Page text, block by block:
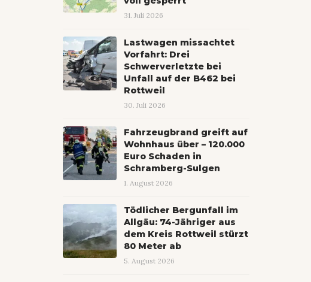
31. Juli 2026
Lastwagen missachtet
Vorfahrt: Drei
Schwerverletzte bei
Unfall auf der B462 bei
Rottweil
30. Juli 2026
Fahrzeugbrand greift auf
Wohnhaus über – 120.000
Euro Schaden in
Schramberg-Sulgen
1. August 2026
Tödlicher Bergunfall im
Allgäu: 74-Jähriger aus
dem Kreis Rottweil stürzt
80 Meter ab
5. August 2026